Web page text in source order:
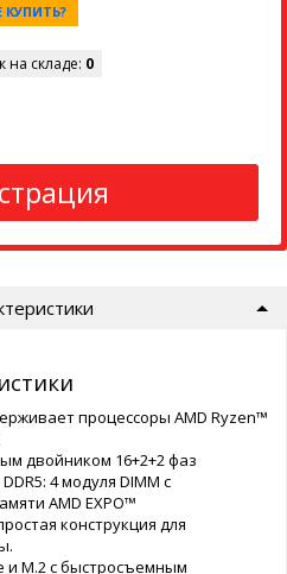
КУПИТЬ?
на складе: 0
процессоры AMD Ryzen™
двойником 16+2+2 фаз
4 модуля DIMM с
AMD EXPO™
конструкция для
и M.2 с быстросъемным